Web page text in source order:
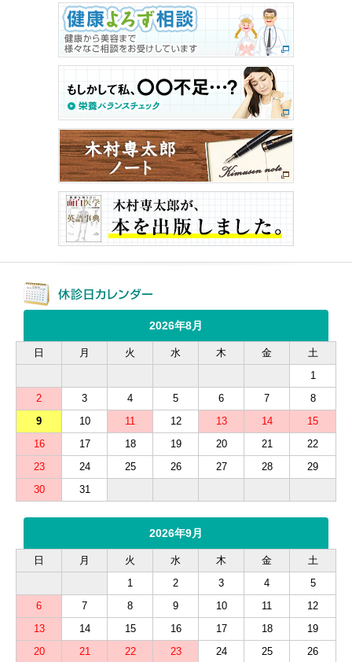
2026年8月
日 月 火 水 木 金
土
1
2
3 4 5 6 7
8
9
10 11 12 13 14
15
16
17 18 19 20 21
22
23
24 25 26 27 28
29
30
31
2026年9月
日 月 火 水 木 金
土
1
2 3 4
5
6
7 8 9 10 11
12
13
14 15 16 17 18
19
20
21 22 23 24 25
26